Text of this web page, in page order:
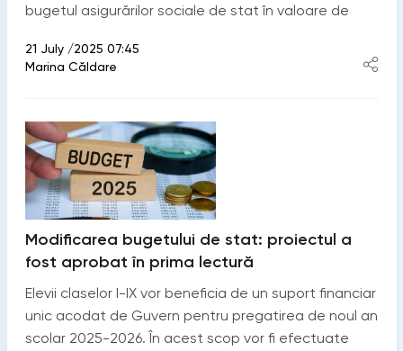
bugetul asigurărilor sociale de stat în valoare de
21 July /2025 07:45
Marina Căldare
Modificarea bugetului de stat: proiectul a
fost aprobat în prima lectură
Elevii claselor I-IX vor beneficia de un suport financiar
unic acodat de Guvern pentru pregatirea de noul an
scolar 2025-2026. În acest scop vor fi efectuate